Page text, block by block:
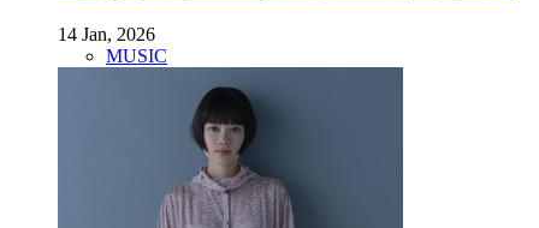
14 Jan, 2026
MUSIC